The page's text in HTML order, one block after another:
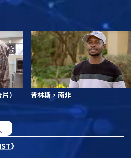
） 普林斯，南非
》